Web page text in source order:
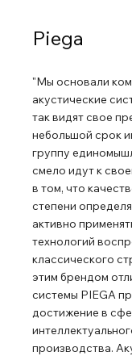
Piega
"Мы основали
акустические
так видят свое
небольшой срок
группу
смело идут к
в том, что
степени
активно
технологий
классического
этим брендом
системы PIEGA
достижение в
производства.